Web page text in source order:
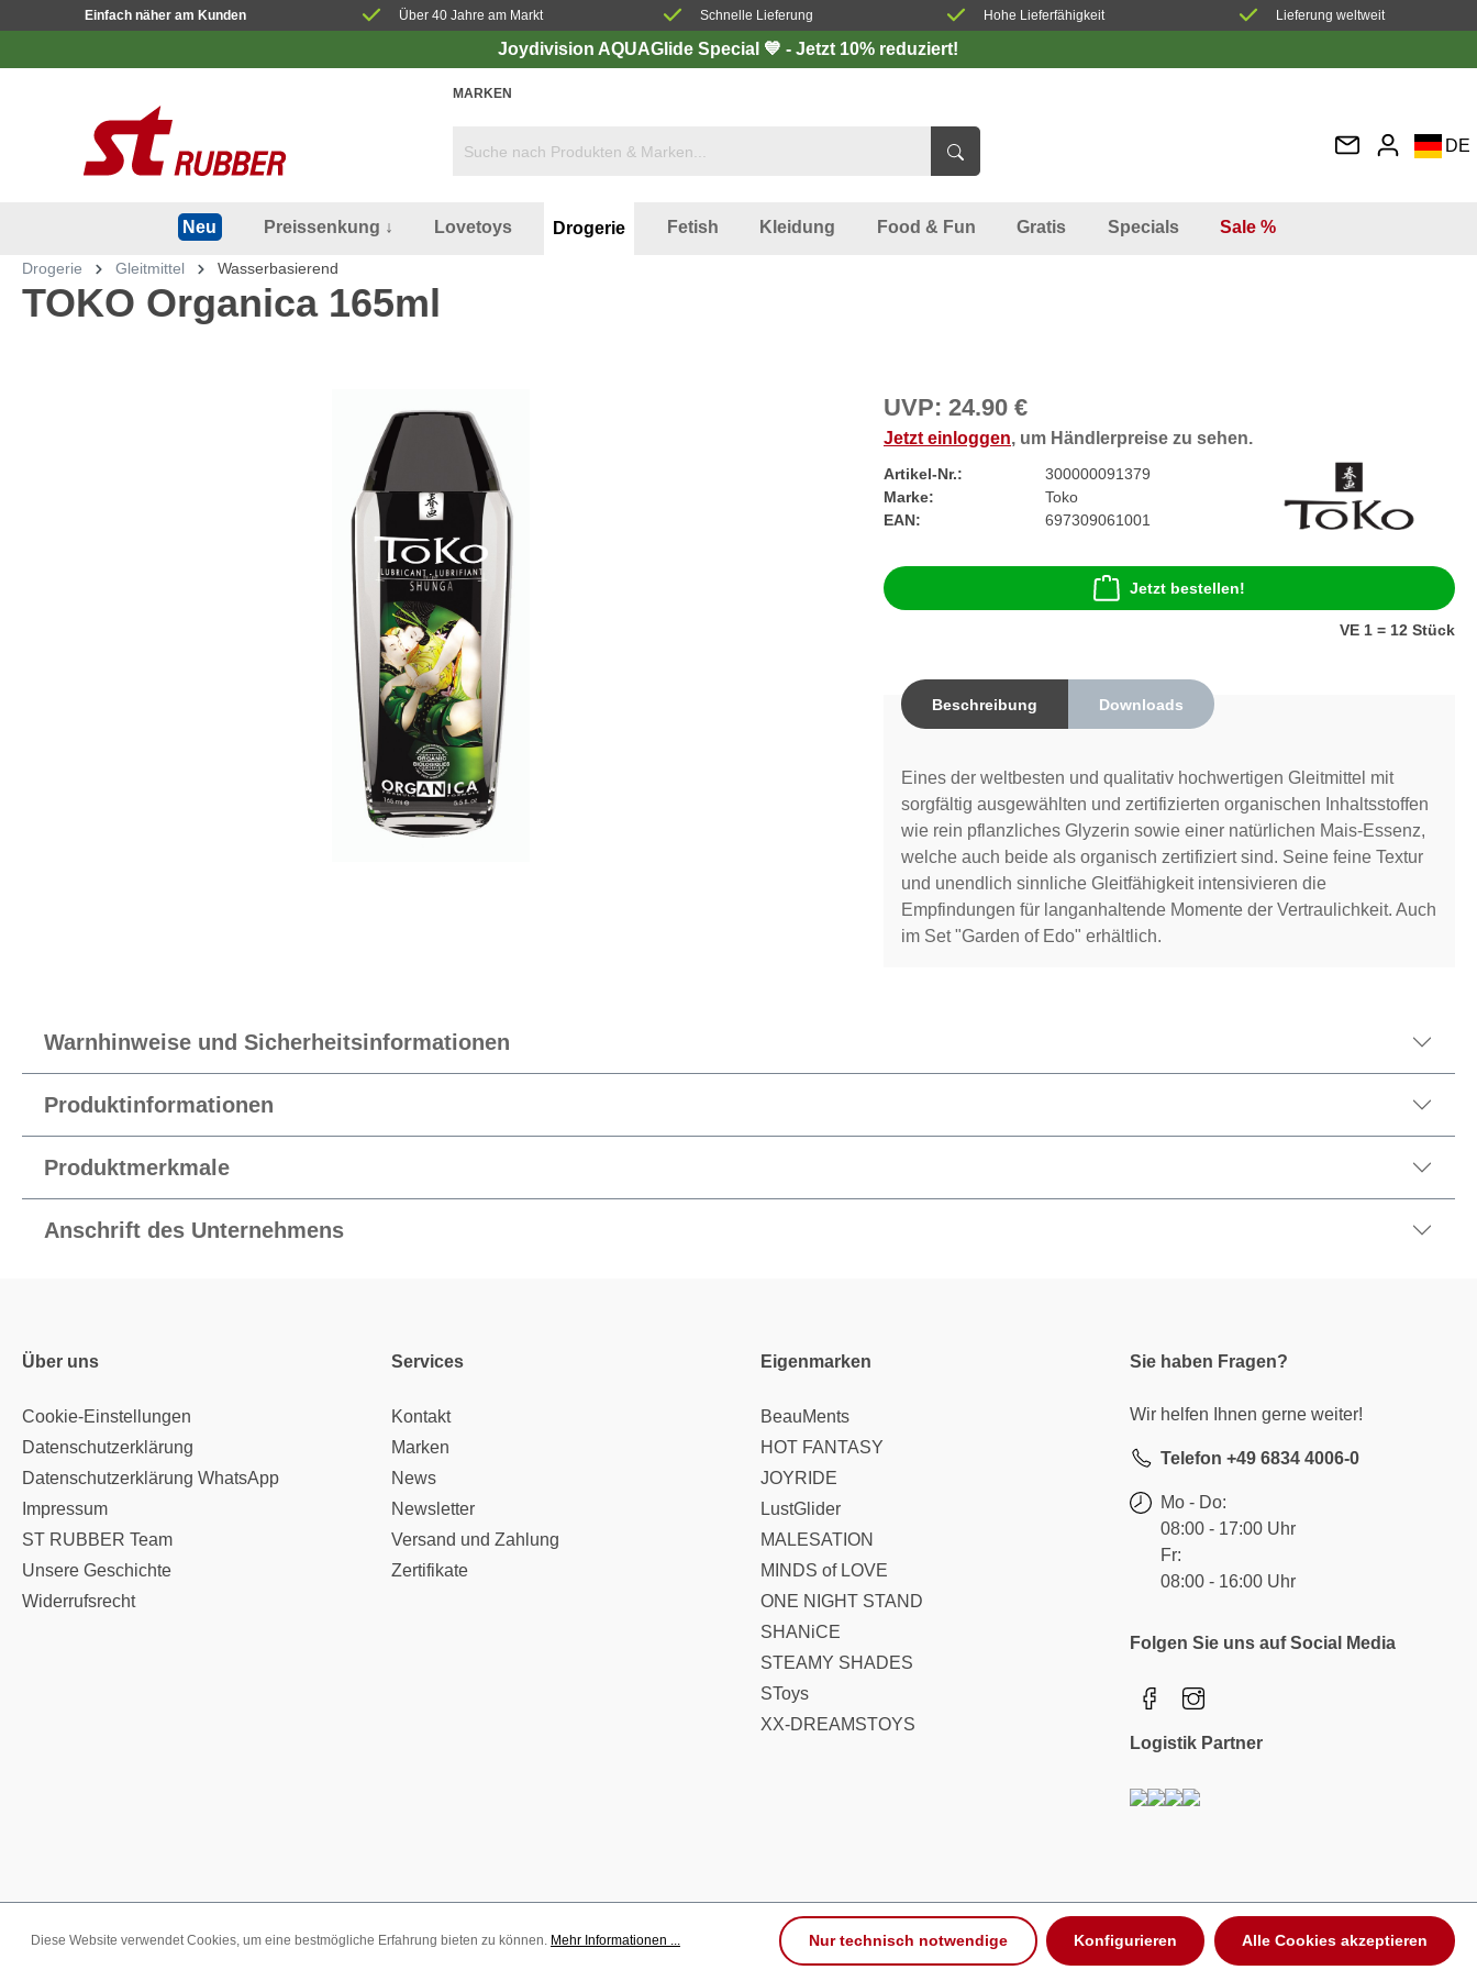
Einfach näher am Kunden Über 40 Jahre am Markt Schnelle Lieferung Hohe Lieferfähigkeit Lieferung weltweit
Joydivision AQUAGlide Special 💙 - Jetzt 10% reduziert!
MARKEN
DE
Neu Preissenkung ↓ Lovetoys Drogerie Fetish Kleidung Food & Fun Gratis Specials Sale %
Drogerie Gleitmittel Wasserbasierend
TOKO Organica 165ml
UVP: 24.90 €
Jetzt einloggen, um Händlerpreise zu sehen.
Artikel-Nr.:
300000091379
Marke:
Toko
EAN:
697309061001
Jetzt bestellen!
VE 1 = 12 Stück
Beschreibung Downloads
Eines der weltbesten und qualitativ hochwertigen Gleitmittel mit
sorgfältig ausgewählten und zertifizierten organischen Inhaltsstoffen
wie rein pflanzliches Glyzerin sowie einer natürlichen Mais-Essenz,
welche auch beide als organisch zertifiziert sind. Seine feine Textur
und unendlich sinnliche Gleitfähigkeit intensivieren die
Empfindungen für langanhaltende Momente der Vertraulichkeit. Auch
im Set "Garden of Edo" erhältlich.
Warnhinweise und Sicherheitsinformationen
Produktinformationen
Produktmerkmale
Anschrift des Unternehmens
Über uns
Cookie-Einstellungen
Datenschutzerklärung
Datenschutzerklärung WhatsApp
Impressum
ST RUBBER Team
Unsere Geschichte
Widerrufsrecht
Services
Kontakt
Marken
News
Newsletter
Versand und Zahlung
Zertifikate
Eigenmarken
BeauMents
HOT FANTASY
JOYRIDE
LustGlider
MALESATION
MINDS of LOVE
ONE NIGHT STAND
SHANiCE
STEAMY SHADES
SToys
XX-DREAMSTOYS
Sie haben Fragen?
Wir helfen Ihnen gerne weiter!
Telefon +49 6834 4006-0
Mo - Do:
08:00 - 17:00 Uhr
Fr:
08:00 - 16:00 Uhr
Folgen Sie uns auf Social Media
Logistik Partner
Diese Website verwendet Cookies, um eine bestmögliche Erfahrung bieten zu können. Mehr Informationen ... Nur technisch notwendige Konfigurieren Alle Cookies akzeptieren